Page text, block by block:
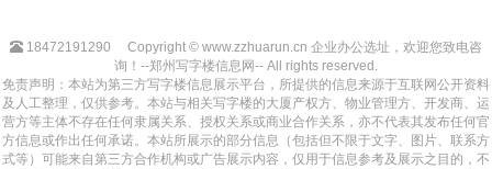
18472191290
Copyright © www.zzhuarun.cn 企业办公选址，欢迎您致电咨
询！--郑州写字楼信息网-- All rights reserved.
免责声明：本站为第三方写字楼信息展示平台，所提供的信息来源于互联网公开资料
及人工整理，仅供参考。本站与相关写字楼的大厦产权方、物业管理方、开发商、运
营方等主体不存在任何隶属关系、授权关系或商业合作关系，亦不代表其发布任何官
方信息或作出任何承诺。本站所展示的部分信息（包括但不限于文字、图片、联系方
式等）可能来自第三方合作机构或广告展示内容，仅用于信息参考及展示之目的，不